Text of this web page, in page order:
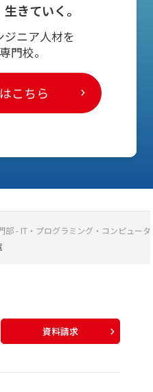
きていく。
ニア人材を
門校。
こちら
部 - IT・プログラミング・コンピュー
資料請求